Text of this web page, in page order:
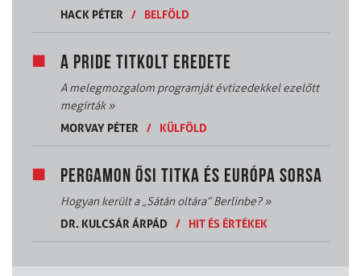
HACK PÉTER
/ BELFÖLD
A PRIDE TITKOLT EREDETE
A melegmozgalom programját évtizedekkel ezelőtt
megírták»
MORVAY PÉTER
/ KÜLFÖLD
PERGAMON ŐSI TITKA ÉS EURÓPA SORSA
Hogyan került a „Sátán oltára” Berlinbe?»
DR. KULCSÁR ÁRPÁD
/ HIT ÉS ÉRTÉKEK